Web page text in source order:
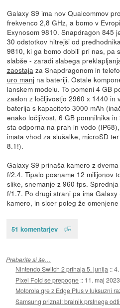
Galaxy S9 ima nov Qualcommov
frekvenco 2,8 GHz, a bomo v
Exynosom 9810. Snapdragon 845
30 odstotkov hitrejši od
9810, ki ga bomo dobili pri nas, pa
slabše - zaradi slabega
zaostajaza Snapdragonom in
uro manjna bateriji. Ostale
lanskem modelu. To pomeni 4 GB
zaslon z ločljivostjo 2960 x 1440 in
baterija s kapaciteto 3000 mAh
enako ločljivost, 6 GB pomnilnika
sta odporna na prah in vodo
imata vhod za slušalke, microSD
8.1!).
Galaxy S9 prinaša kamero z
f/2.4. Tipalo posname 12 milijonov
slike, snemanje z 960 fps.
f/1.7. Po drugi strani pa ima
kamero, in sicer poleg že
51 komentarjev
Preberite si še…
Nintendo Switch 2 prihaja 5. junija ::
Pixel Fold se prepogne :: 11. maj 2023
Motorola gre z Edge Plus v luksuzni
Samsung priznal: bralnik prstnega